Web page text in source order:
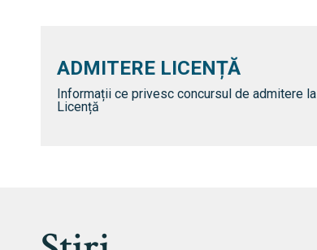
ADMITERE LICENȚĂ
Informații ce privesc concursul de admitere la
Licență